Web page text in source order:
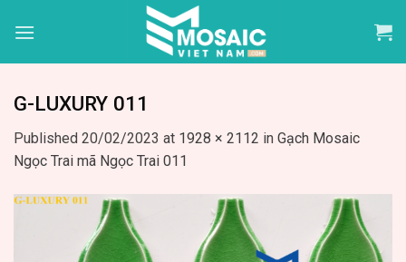
G-LUXURY 011
Published 20/02/2023 at 1928 × 2112 in Gạch Mosaic
Ngọc Trai mã Ngọc Trai 011